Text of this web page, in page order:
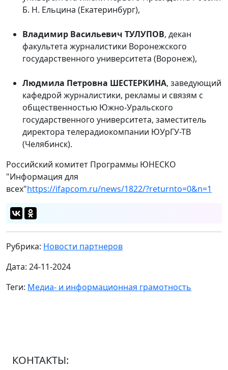
Б. Н. Ельцина (Екатеринбург),
Владимир Васильевич ТУЛУПОВ, декан
факультета журналистики Воронежского
государственного университета (Воронеж),
Людмила Петровна ШЕСТЕРКИНА, заведующий
кафедрой журналистики, рекламы и связям с
общественностью Южно-Уральского
государственного университета, заместитель
директора телерадиокомпании ЮУрГУ-ТВ
(Челябинск).
Российский комитет Программы ЮНЕСКО
"Информация для
всех"https://ifapcom.ru/news/1822/?returnto=0&n=1
Рубрика: Новости партнеров
Дата: 24-11-2024
Теги: Медиа- и информационная грамотность
КОНТАКТЫ: